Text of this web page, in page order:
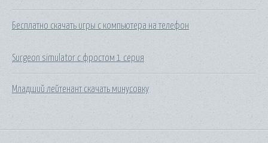
Бесплатно скачать игры с компьютера на телефон
Surgeon simulator с фростом 1 серия
Младший лейтенант скачать минусовку